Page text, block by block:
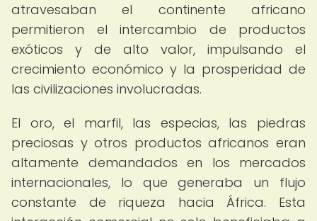
atravesaban el continente africano
permitieron el intercambio de productos
exóticos y de alto valor, impulsando el
crecimiento económico y la prosperidad de
las civilizaciones involucradas.
El oro, el marfil, las especias, las piedras
preciosas y otros productos africanos eran
altamente demandados en los mercados
internacionales, lo que generaba un flujo
constante de riqueza hacia África. Esta